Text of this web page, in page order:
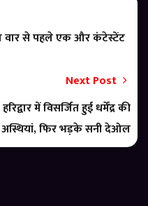
वार से पहले एक और कंटेस्टेंट
Next Post
में विसर्जित हुई धर्मेंद्र की
अस्थियां, फिर भड़के सनी देओल